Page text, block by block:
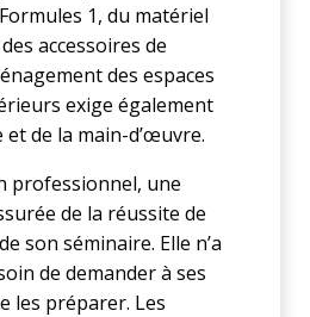
1, du matériel
accessoires de
des espaces
exige également
et de la main-d’œuvre.
professionnel, une
de la réussite de
son séminaire. Elle n’a
de demander à ses
les préparer. Les